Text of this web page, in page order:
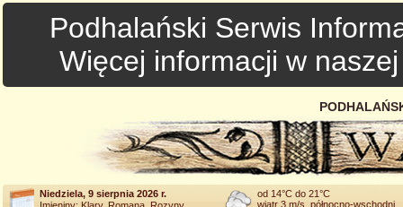
Podhalański Serwis
Więcej informacji w
Niedziela, 9 sierpnia 2026 r.
od 14°C do 21°C
wiatr 3 m/s, północno-wschodni